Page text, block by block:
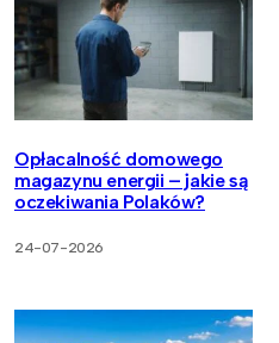
Opłacalność domowego
magazynu energii – jakie są
oczekiwania Polaków?
24-07-2026